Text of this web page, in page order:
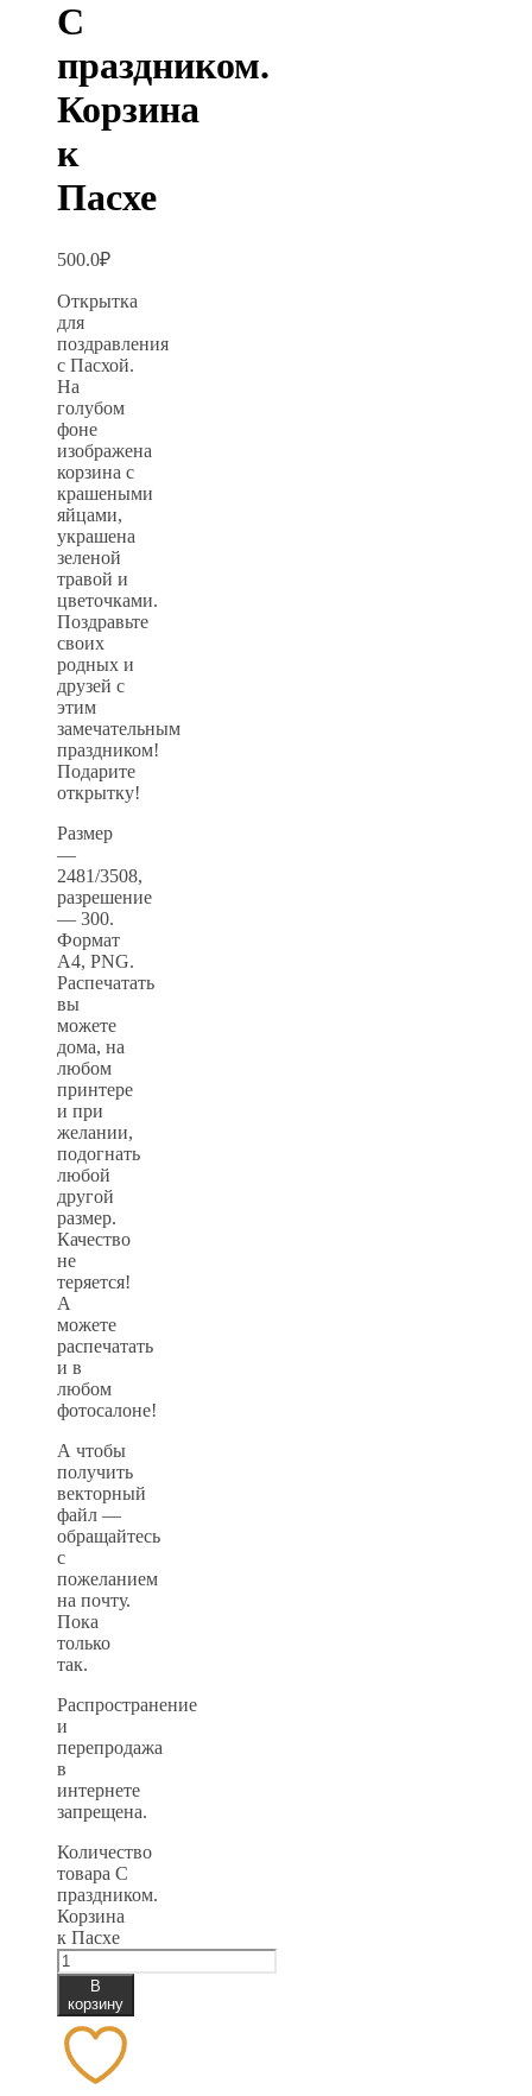
С
праздником.
Корзина
к
Пасхе
500.0₽
Открытка
для
поздравления
с Пасхой.
На
голубом
фоне
изображена
корзина с
крашеными
яйцами,
украшена
зеленой
травой и
цветочками.
Поздравьте
своих
родных и
друзей с
этим
замечательным
праздником!
Подарите
открытку!
Размер
—
2481/3508,
разрешение
— 300.
Формат
А4, PNG.
Распечатать
вы
можете
дома, на
любом
принтере
и при
желании,
подогнать
любой
другой
размер.
Качество
не
теряется!
А
можете
распечатать
и в
любом
фотосалоне!
А чтобы
получить
векторный
файл —
обращайтесь
с
пожеланием
на почту.
Пока
только
так.
Распространение
и
перепродажа
в
интернете
запрещена.
Количество
товара С
праздником.
Корзина
к Пасхе
В
корзину